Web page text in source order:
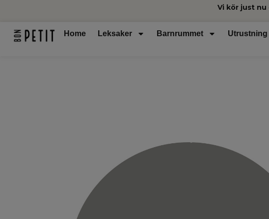
Vi kör just nu
Home Leksaker Barnrummet Utrustning